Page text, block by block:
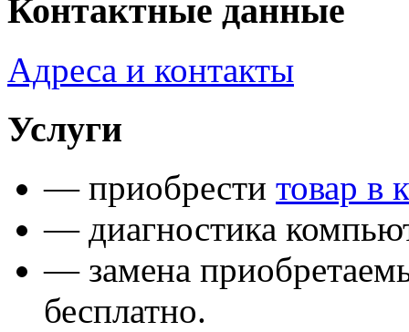
Контактные данные
Адреса и контакты
Услуги
— приобрести товар в
— диагностика
— замена
бесплатно.